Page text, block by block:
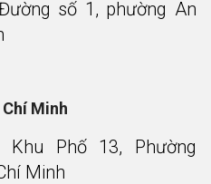
số 1, phường An
Minh
Phố 13, Phường
Minh